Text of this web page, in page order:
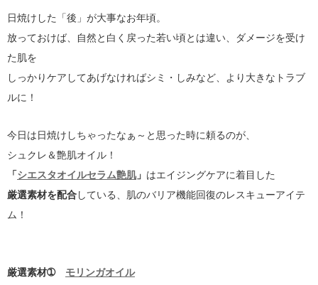
日焼けした「後」が大事なお年頃。
放っておけば、自然と白く戻った若い頃とは違い、ダメージを受け
た肌を
しっかりケアしてあげなければシミ・しみなど、より大きなトラブ
ルに！
今日は日焼けしちゃったなぁ～と思った時に頼るのが、
シュクレ＆艶肌オイル！
「シエスタオイルセラム艶肌」 はエイジングケアに着目した
厳選素材を配合している、肌のバリア機能回復のレスキューアイテ
ム！
厳選素材➀ モリンガオイル